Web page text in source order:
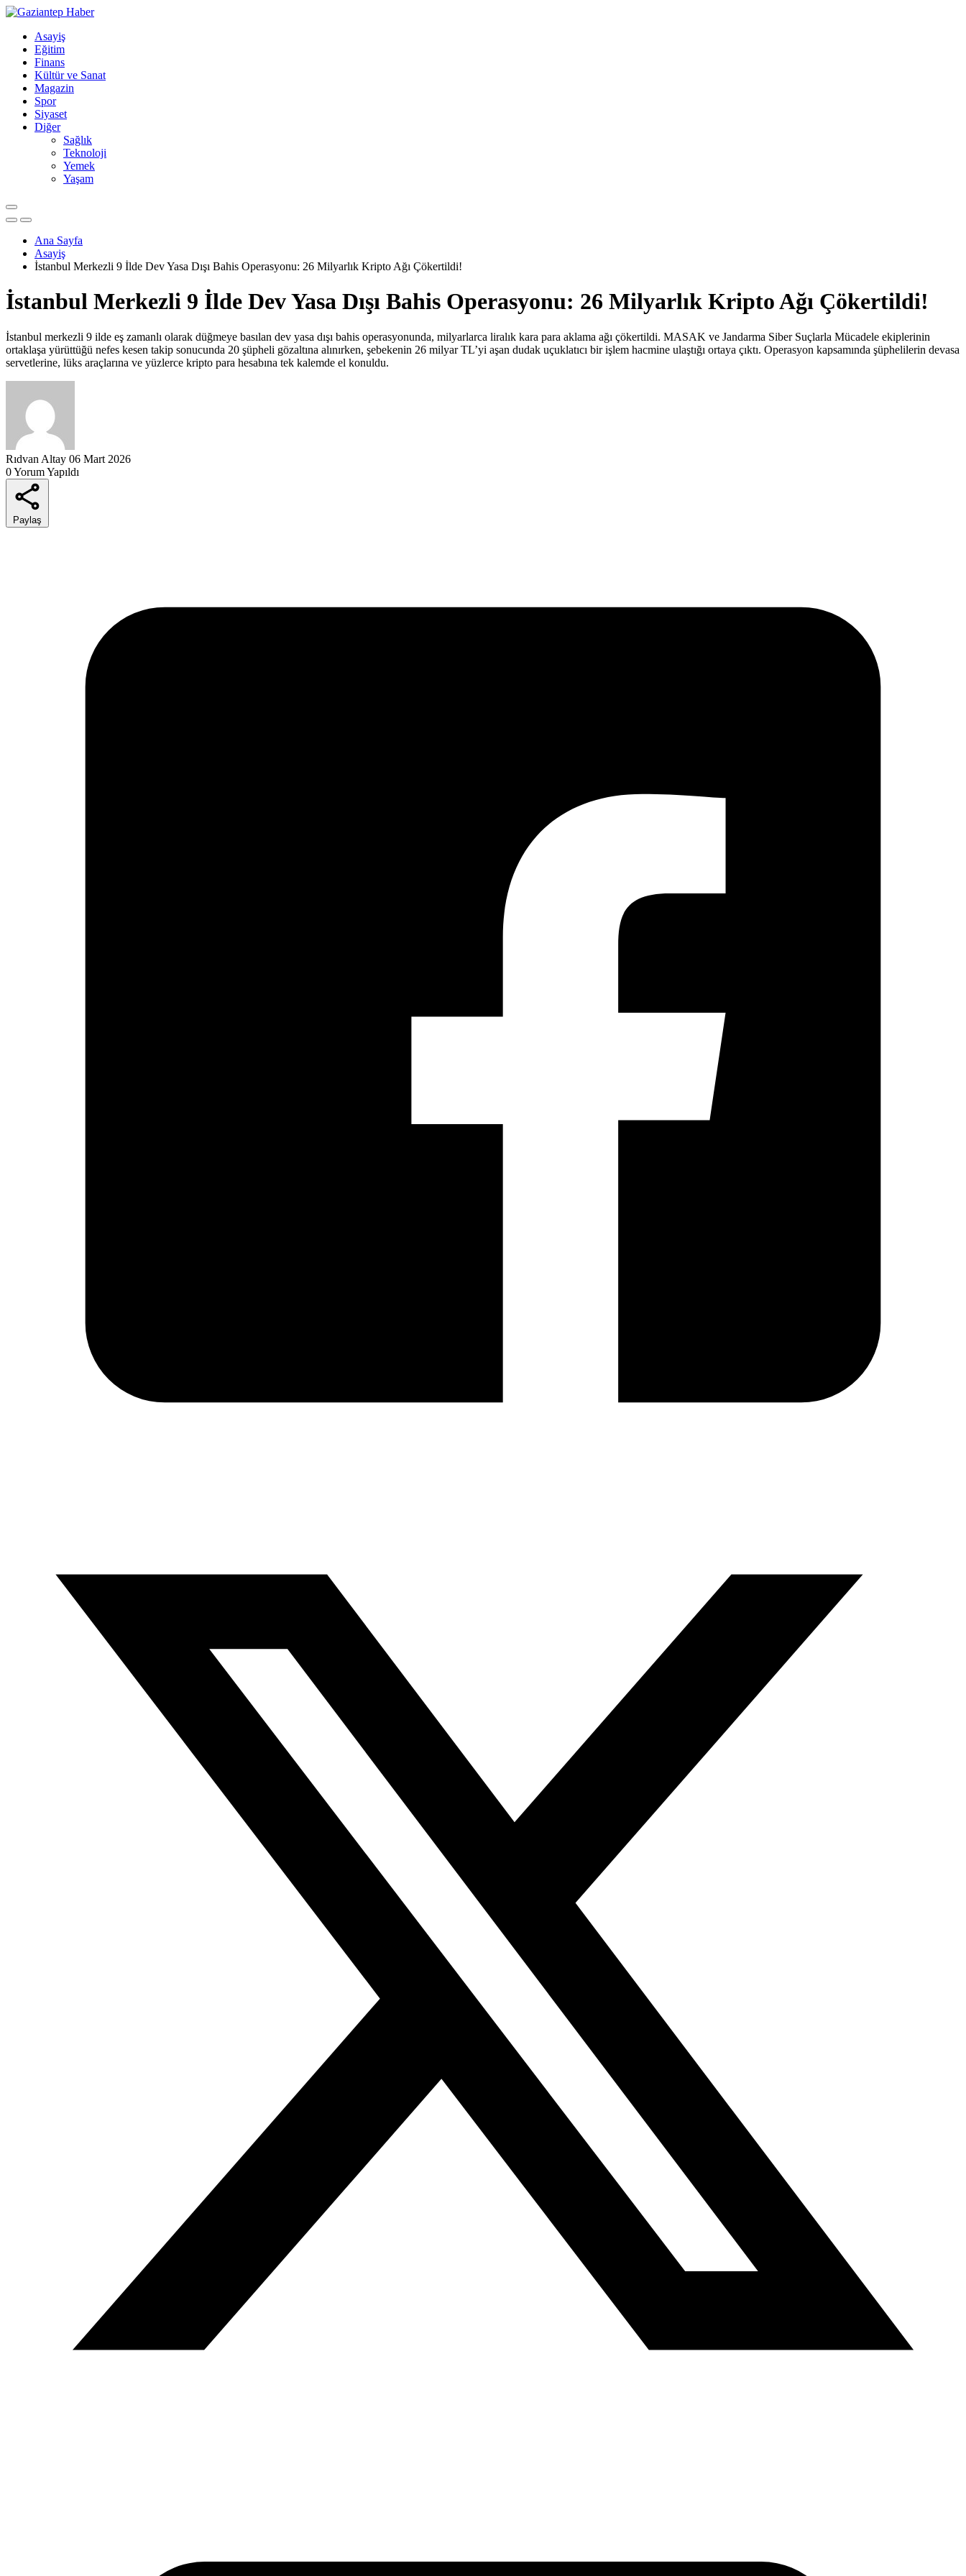
Asayiş
Eğitim
Finans
Kültür ve Sanat
Magazin
Spor
Siyaset
Diğer
Sağlık
Teknoloji
Yemek
Yaşam
Ana Sayfa
Asayiş
İstanbul Merkezli 9 İlde Dev Yasa Dışı Bahis Operasyonu: 26 Milyarlık Kripto Ağı Çökertildi!
İstanbul Merkezli 9 İlde Dev Yasa Dışı Bahis Operasyonu: 26 Milyarlık Kripto Ağı Çökertildi!
İstanbul merkezli 9 ilde eş zamanlı olarak düğmeye basılan dev yasa dışı bahis operasyonunda, milyarlarca liralık kara para aklama ağı çökertildi. MASAK ve Jandarma Siber Suçlarla Mücadele ekiplerinin
ortaklaşa yürüttüğü nefes kesen takip sonucunda 20 şüpheli gözaltına alınırken, şebekenin 26 milyar TL’yi aşan dudak uçuklatıcı bir işlem hacmine ulaştığı ortaya çıktı. Operasyon kapsamında şüphelilerin devasa
servetlerine, lüks araçlarına ve yüzlerce kripto para hesabına tek kalemde el konuldu.
Rıdvan Altay 06 Mart 2026
0 Yorum Yapıldı
Paylaş